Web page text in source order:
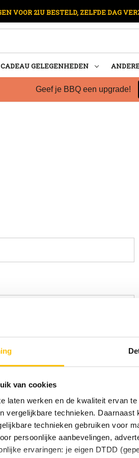
van cookies
laten werken en de kwaliteit ervan
vergelijkbare technieken.
technieken gebruiken voor
persoonlijke aanbevelingen,
ervaringen: je eigen DTDD
VOOR 21U BESTELD, ZELFDE DAG
CADEAU GELEGENHEDEN
Geef je BBQ een upgrade!